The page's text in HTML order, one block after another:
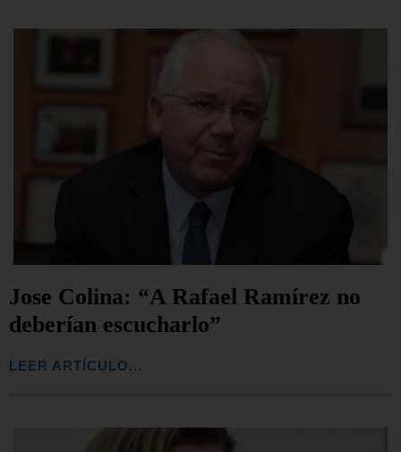
Jose Colina: “A Rafael Ramírez no
deberían escucharlo”
LEER ARTÍCULO...